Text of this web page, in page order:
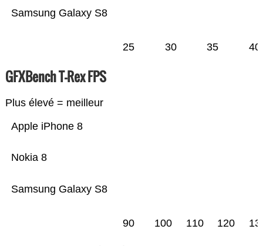
Samsung Galaxy S8
25 30 35 40
GFXBench T-Rex FPS
Plus élevé = meilleur
Samsung Galaxy S8
Nokia 8
Apple iPhone 8
90 100 110 120